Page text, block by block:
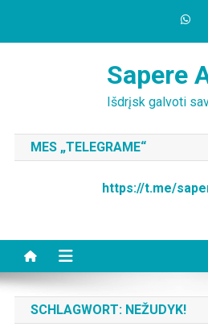
Sapere
Išdrįsk galvoti
MES „TELEGRAME“
https://t.me/
SCHLAGWORT: NEŽUDYK!